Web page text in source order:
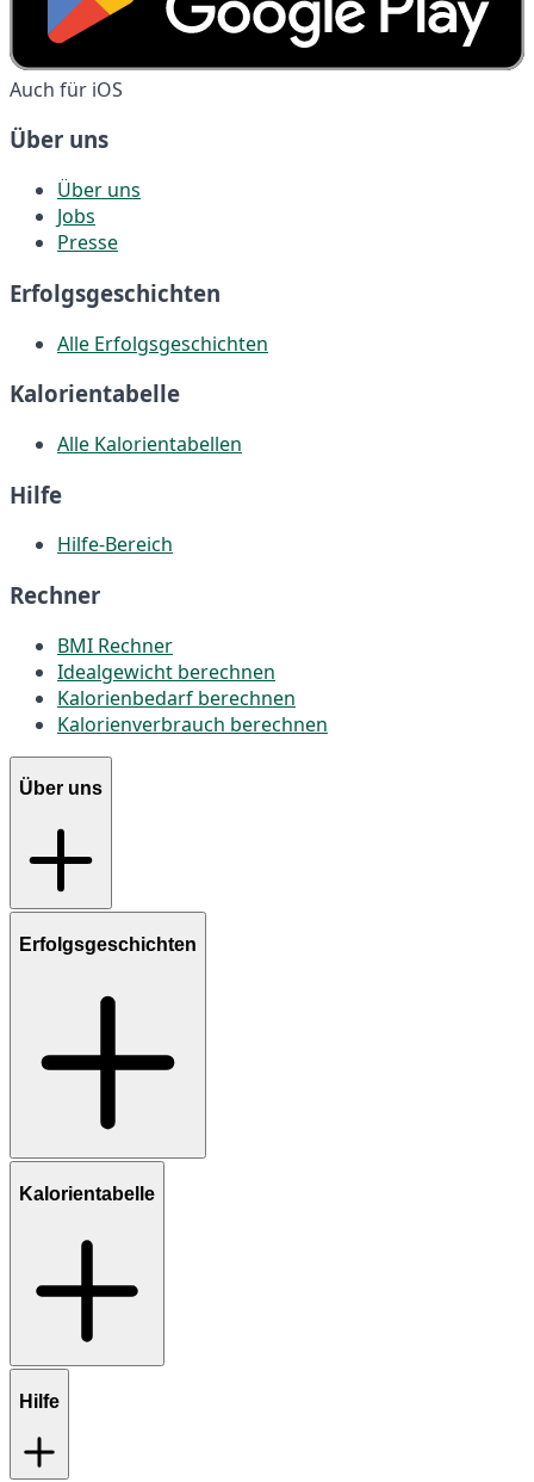
Auch für iOS
Über uns
Über uns
Jobs
Presse
Erfolgsgeschichten
Alle Erfolgsgeschichten
Kalorientabelle
Alle Kalorientabellen
Hilfe
Hilfe-Bereich
Rechner
BMI Rechner
Idealgewicht berechnen
Kalorienbedarf berechnen
Kalorienverbrauch berechnen
Über uns
Erfolgsgeschichten
Kalorientabelle
Hilfe